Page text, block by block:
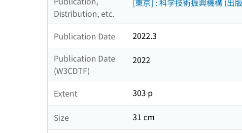
Distribution, etc.
[東京] : 科学技術振興機構 (出
Publication Date
2022.3
Publication Date
(W3CDTF)
2022
Extent 303 p
Size
31 cm